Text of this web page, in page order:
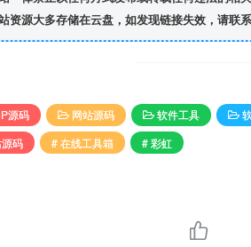
资源大多存储在云盘，如发现链接失效，请联
源码 网站源码 软件工具
码
# 在线工具箱 # 彩虹